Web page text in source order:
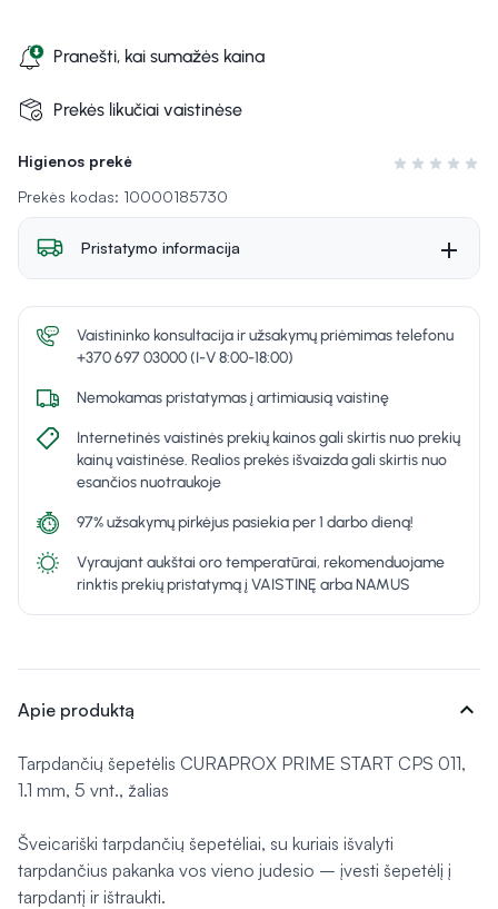
Higienos prekė
Įvertinimas 0
Prekės kodas: 10000185730
Pranešti, kai sumažės kaina
Prekės likučiai vaistinėse
Pristatymo informacija
Vaistininko konsultacija ir užsakymų priėmimas telefonu
+370 697 03000 (I-V 8:00-18:00)
Nemokamas pristatymas į artimiausią vaistinę
Internetinės vaistinės prekių kainos gali skirtis nuo prekių
kainų vaistinėse. Realios prekės išvaizda gali skirtis nuo
esančios nuotraukoje
97% užsakymų pirkėjus pasiekia per 1 darbo dieną!
Vyraujant aukštai oro temperatūrai, rekomenduojame
rinktis prekių pristatymą į VAISTINĘ arba NAMUS
Apie produktą expand_more
Tarpdančių šepetėlis CURAPROX PRIME START CPS 011,
1.1 mm, 5 vnt., žalias
Šveicariški tarpdančių šepetėliai, su kuriais išvalyti
tarpdančius pakanka vos vieno judesio – įvesti šepetėlį į
tarpdantį ir ištraukti.